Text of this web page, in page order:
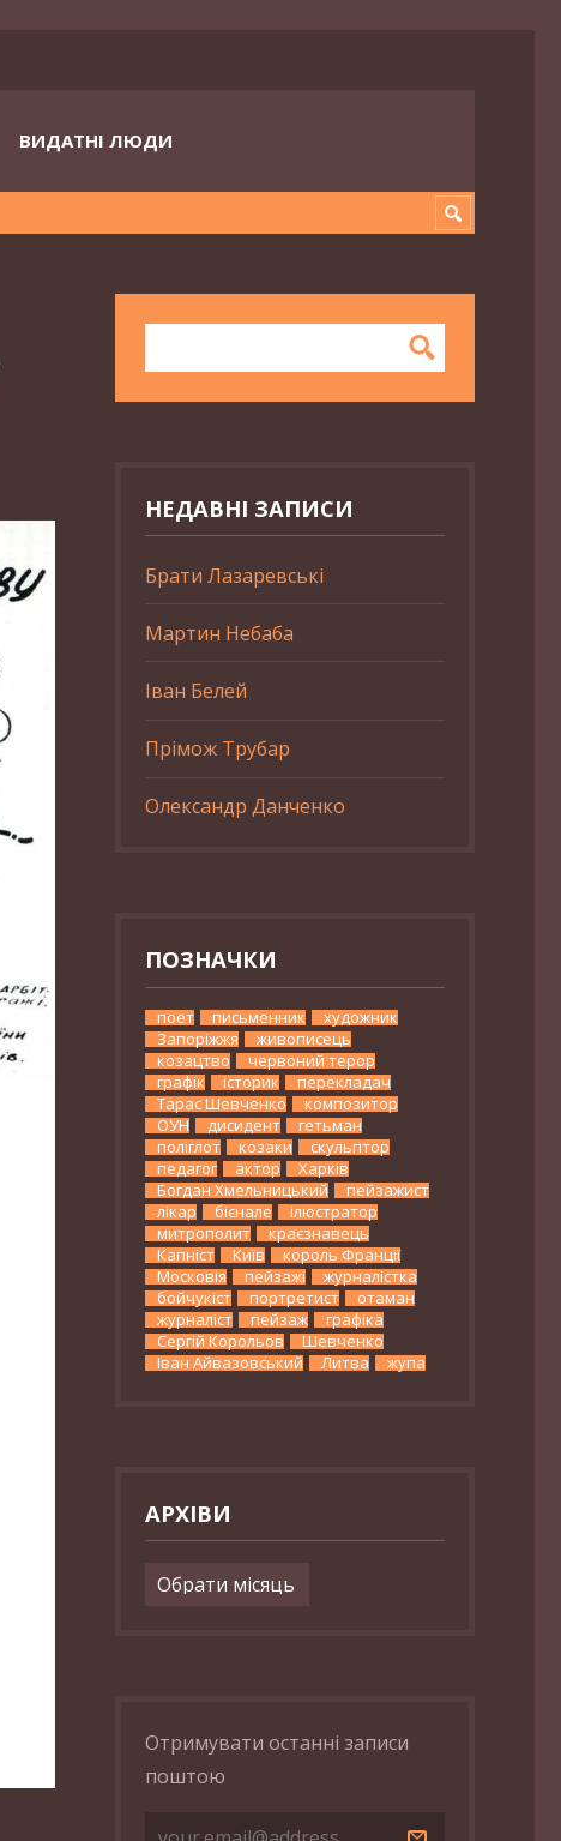
ВИДАТНІ ЛЮДИ
НЕДАВНІ ЗАПИСИ
Брати Лазаревські
Мартин Небаба
Іван Белей
Прімож Трубар
Олександр Данченко
ПОЗНАЧКИ
поет письменник
художник
Запоріжжя
живописець
козацтво
червоний терор
графік
історик
перекладач
Тарас Шевченко
композитор
ОУН
дисидент
гетьман
поліглот
козаки
скульптор
педагог
актор
Харків
Богдан Хмельницький
пейзажист
лікар
бієнале
ілюстратор
митрополит
краєзнавець
Капніст
Київ
король Франції
Московія
пейзажі
журналістка
бойчукіст
портретист
отаман
журналіст
пейзаж
графіка
Сергій Корольов
Шевченко
Іван Айвазовський
Литва жупа
АРХІВИ
Архіви
Отримувати останні записи
поштою